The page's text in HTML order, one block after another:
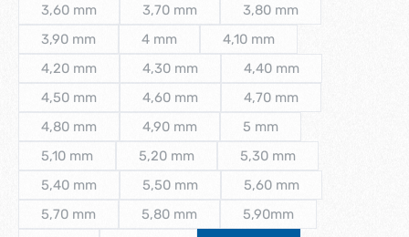
3,60 mm
(Diese Option ist zurzeit nicht verfügbar.)
3,70 mm
(Diese Option ist zurzeit nicht verfügbar.)
3,80 mm
3,90 mm
(Diese Option ist zurzeit nicht verfügbar.)
4 mm
(Diese Option ist zurzeit nicht verfügbar.)
4,10 mm
4,20 mm
(Diese Option ist zurzeit nicht verfügbar.)
4,30 mm
(Diese Option ist zurzeit nicht verfügbar.)
4,40 mm
4,50 mm
(Diese Option ist zurzeit nicht verfügbar.)
4,60 mm
(Diese Option ist zurzeit nicht verfügbar.)
4,70 mm
4,80 mm
(Diese Option ist zurzeit nicht verfügbar.)
4,90 mm 5 mm
5,10 mm
(Diese Option ist zurzeit nicht verfügbar.)
5,20 mm
(Diese Option ist zurzeit nicht verfügbar.)
5,30 mm
5,40 mm
(Diese Option ist zurzeit nicht verfügbar.)
5,50 mm
(Diese Option ist zurzeit nicht verfügbar.)
5,60 mm
5,70 mm
(Diese Option ist zurzeit nicht verfügbar.)
5,80 mm
(Diese Option ist zurzeit nicht verfügbar.)
5,90mm